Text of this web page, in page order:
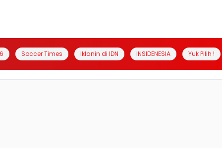
Soccer Times Iklanin di IDN INSIDENESIA Yuk Pilih !